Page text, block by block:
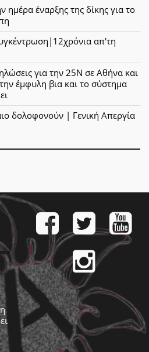
ημέρα έναρξης της δίκης για το
απ'τη
για την 25Ν σε Αθήνα και
έμφυλη βια και το σύστημα
δολοφονούν | Γενική Απεργία